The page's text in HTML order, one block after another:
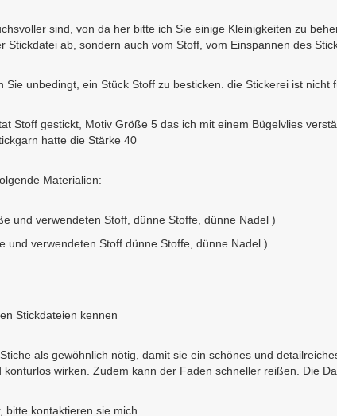
sind, von da her bitte ich Sie einige Kleinigkeiten zu
Stickdatei ab, sondern auch vom Stoff, vom Einspannen des
unbedingt, ein Stück Stoff zu besticken. die Stickerei ist nicht
Stoff gestickt, Motiv Größe 5 das ich mit einem Bügelvlies
hatte die Stärke 40
Materialien:
und verwendeten Stoff, dünne Stoffe, dünne Nadel )
verwendeten Stoff dünne Stoffe, dünne Nadel )
Stickdateien kennen
als gewöhnlich nötig, damit sie ein schönes und
wirken. Zudem kann der Faden schneller reißen. Die
kontaktieren sie mich.